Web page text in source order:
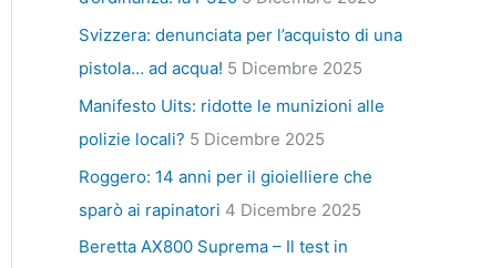
Svizzera: denunciata per l’acquisto di una
pistola… ad acqua! 5 Dicembre 2025
Manifesto Uits: ridotte le munizioni alle
polizie locali? 5 Dicembre 2025
Roggero: 14 anni per il gioielliere che
sparò ai rapinatori 4 Dicembre 2025
Beretta AX800 Suprema – Il test in